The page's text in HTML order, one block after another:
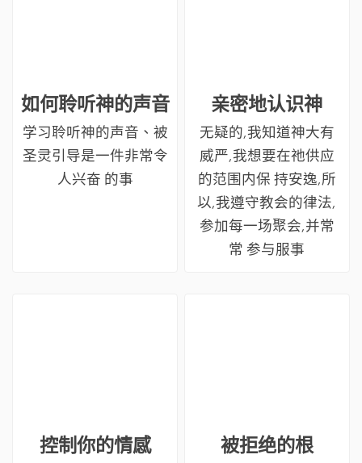
如何聆听神的声音
学习聆听神的声音、被
圣灵引导是一件非常令
人兴奋 的事
亲密地认识神
无疑的,我知道神大有
威严,我想要在祂供应
的范围内保 持安逸,所
以,我遵守教会的律法,
参加每一场聚会,并常
常 参与服事
控制你的情感 被拒绝的根